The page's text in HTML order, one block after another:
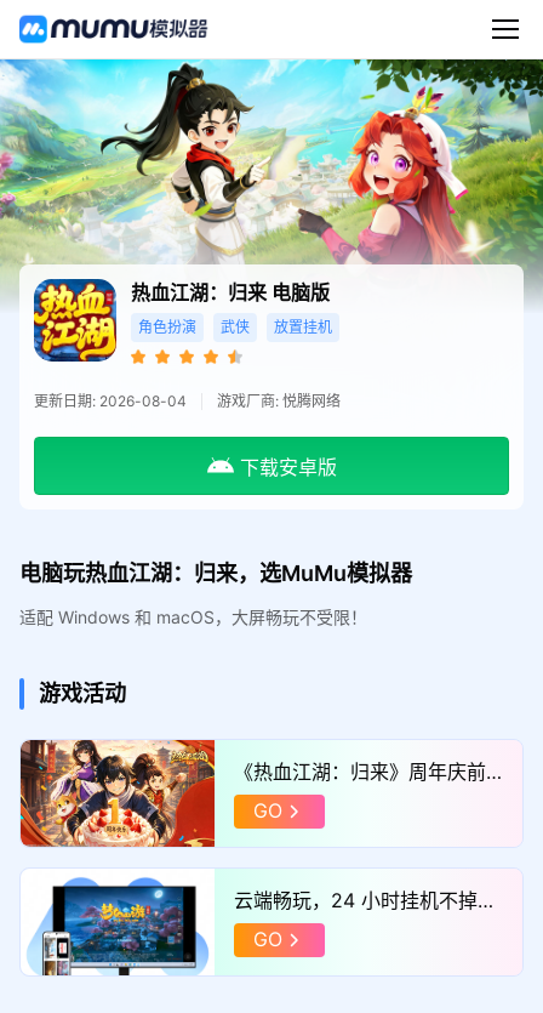
热血江湖：归来 电脑版
角色扮演 武侠 放置挂机
更新日期: 2026-08-04 游戏厂商: 悦腾网络
下载安卓版
电脑玩热血江湖：归来，选MuMu模拟器
适配 Windows 和 macOS，大屏畅玩不受限！
游戏活动
《热血江湖：归来》周年庆前
瞻GO
云端畅玩，24 小时挂机不掉
线，点击体验！
GO